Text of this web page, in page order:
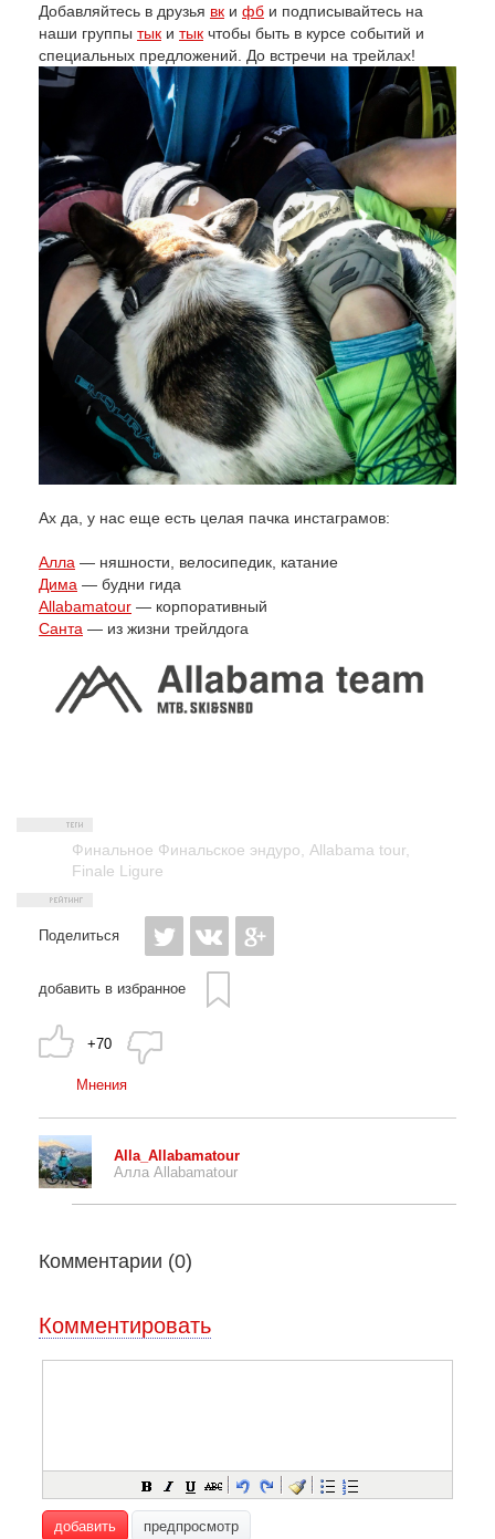
Добавляйтесь в друзья вк и фб и подписывайтесь на
наши группы тык и тык чтобы быть в курсе событий и
специальных предложений. До встречи на трейлах!
Ах да, у нас еще есть целая пачка инстаграмов:
Алла — няшности, велосипедик, катание
Дима — будни гида
Allabamatour — корпоративный
Санта — из жизни трейлдога
Финальное Финальское эндуро Allabama tour
Finale Ligure
Поделиться
добавить в избранное
+70
Мнения
Alla_Allabamatour
Алла Allabamatour
Комментарии (0)
Комментировать
добавить предпросмотр